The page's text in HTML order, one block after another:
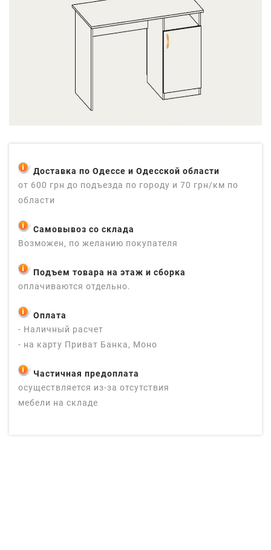
Доставка по Одессе и Одесской области
от 600 грн до подъезда по городу и 70 грн/км по
области
Самовывоз со склада
Возможен, по желанию покупателя
Подъем товара на этаж и сборка
оплачиваются отдельно.
Оплата
- Наличный расчет
- на карту Приват Банка, Моно
Частичная предоплата
осуществляется из-за отсутствия
мебели на складе